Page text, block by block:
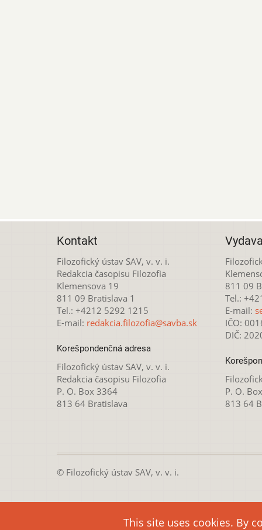
Kontakt
Filozofický ústav SAV, v. v. i.
Redakcia časopisu Filozofia
Klemensova 19
811 09 Bratislava 1
Tel.: +4212 5292 1215
E-mail: redakcia.filozofia@savba.sk
Korešpondenčná adresa
Filozofický ústav SAV, v. v. i.
Redakcia časopisu Filozofia
P. O. Box 3364
813 64 Bratislava
811 09
Tel.:
E-mail:
IČO:
DIČ:
P. O.
813 64
© Filozofický ústav SAV, v. v. i.
This site uses cookies. By